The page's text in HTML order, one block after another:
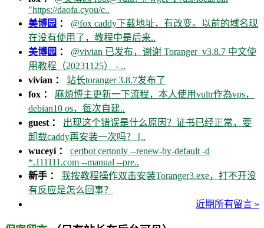
"https://daofa.cyou/c..
美博园 ： @fox caddy下载地址，有改变。以前的域名现
在没有使用了，教程中是后来..
美博园 ： @vivian 已发布，谢谢 Toranger_v3.8.7 中文使
用教程（20231125） - ..
vivian ： 站长toranger 3.8.7发布了
fox ： 麻煩博主更新一下流程，本人使用vultr作為vps，
debian10 os，每次自建..
guest ： 出现这个错误是什么原因？证书已经正常，要
卸载caddy再安装一次吗？ [..
wuceyi ： certbot certonly --renew-by-default -d
*.111111.com --manual --pre..
新手 ： 我按教程操作双击安装Toranger3.exe，打不开没
有反应是怎么回事？
近期所有留言 »